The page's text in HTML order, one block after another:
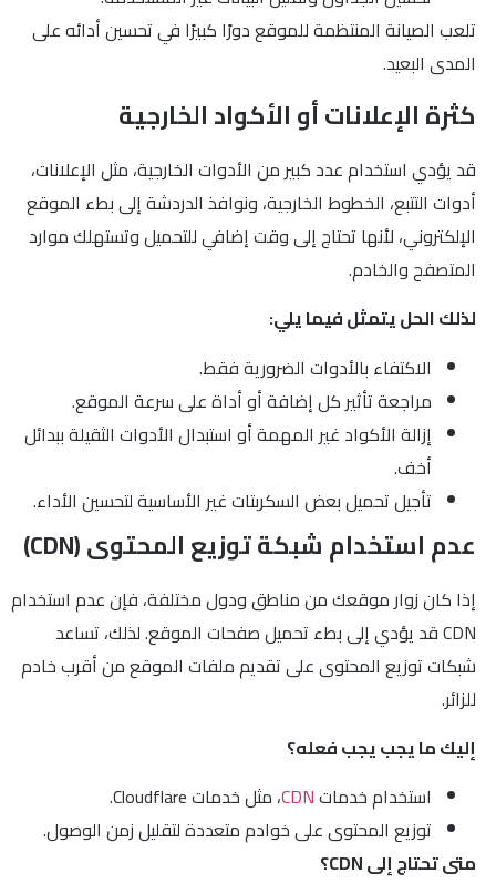
تلعب الصيانة المنتظمة للموقع دورًا كبيرًا في تحسين أدائه على
المدى البعيد.
كثرة الإعلانات أو الأكواد الخارجية
قد يؤدي استخدام عدد كبير من الأدوات الخارجية، مثل الإعلانات،
أدوات التتبع، الخطوط الخارجية، ونوافذ الدردشة إلى بطء الموقع
الإلكتروني، لأنها تحتاج إلى وقت إضافي للتحميل وتستهلك موارد
المتصفح والخادم.
لذلك الحل يتمثل فيما يلي:
الاكتفاء بالأدوات الضرورية فقط.
مراجعة تأثير كل إضافة أو أداة على سرعة الموقع.
إزالة الأكواد غير المهمة أو استبدال الأدوات الثقيلة ببدائل
أخف.
تأجيل تحميل بعض السكربتات غير الأساسية لتحسين الأداء.
عدم استخدام شبكة توزيع المحتوى (CDN)
إذا كان زوار موقعك من مناطق ودول مختلفة، فإن عدم استخدام
CDN قد يؤدي إلى بطء تحميل صفحات الموقع. لذلك، تساعد
شبكات توزيع المحتوى على تقديم ملفات الموقع من أقرب خادم
للزائر.
إليك ما يجب يجب فعله؟
استخدام خدماتCDN، مثل خدمات Cloudflare.
توزيع المحتوى على خوادم متعددة لتقليل زمن الوصول.
متى تحتاج إلى CDN؟